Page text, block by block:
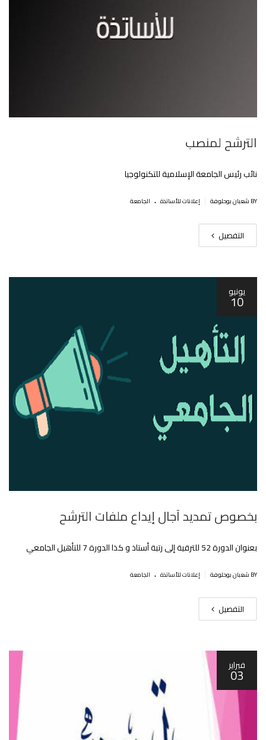
الترشح لمنصب
نائب رئيس الجامعة الإسلامية للتكنولوجيا‎
BY شعبان بوحلوفة إعلانات للأساتذة . الجامعة
التفصيل
يونيو
10
بخصوص تمديد آجال إيداع ملفات الترشح
بعنوان الدورة 52 للترقية إلى رتبة أستاذ و كذا الدورة 7 للتأهيل الجامعي‎
BY شعبان بوحلوفة إعلانات للأساتذة . الجامعة
التفصيل
فبراير
03